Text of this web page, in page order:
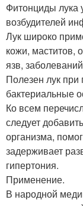
Фитонциды лука
возбудителей
Лук широко
кожи, маститов,
язв,
Полезен лук при
бактериальные
Ко всем
следует
организма,
задерживает
гипертония.
Применение.
В народной